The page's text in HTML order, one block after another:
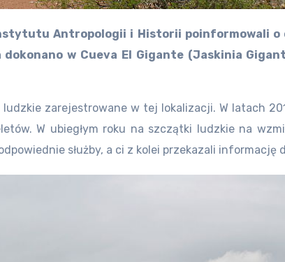
Antropologii i Historii poinformowali
w Cueva El Gigante (Jaskinia
zarejestrowane w tej lokalizacji. W latach
W ubiegłym roku na szczątki ludzkie na
służby, a ci z kolei przekazali informację